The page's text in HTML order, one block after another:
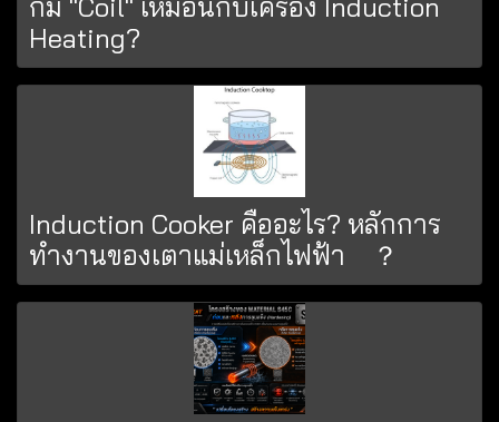
Heating?
Induction Cooker คืออะไร? หลักการ
ทำงานของเตาแม่เหล็กไฟฟ้า ？